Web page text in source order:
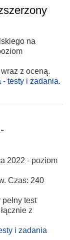
na
z oceną.
- testy i zadania.
2022 - poziom
Czas: 240
test
z
i zadania